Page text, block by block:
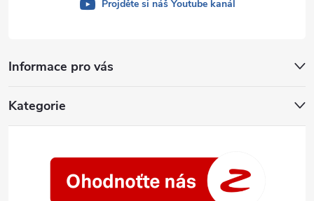
Informace pro vás
Kategorie
Projděte si náš Youtube kanál